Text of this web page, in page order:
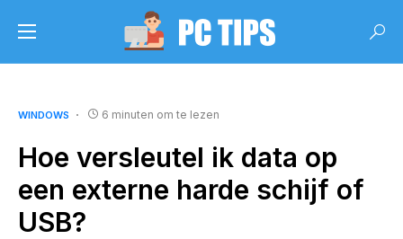
WINDOWS 6 minuten om te lezen
Hoe versleutel ik data op
een externe harde schijf of
USB?